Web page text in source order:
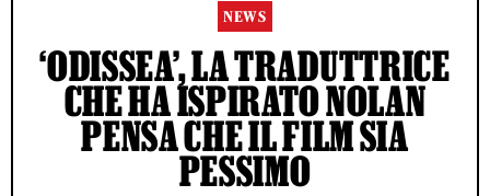
NEWS
‘ODISSEA’, LA TRADUTTRICE
CHE HA ISPIRATO NOLAN
PENSA CHE IL FILM SIA
PESSIMO